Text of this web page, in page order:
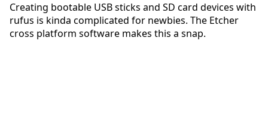
Creating bootable USB sticks and SD card devices with
rufus is kinda complicated for newbies. The Etcher
cross platform software makes this a snap.